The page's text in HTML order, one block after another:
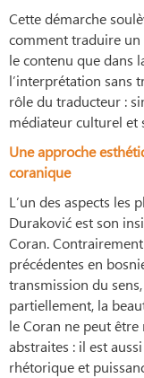
Cette démarche
comment traduire un
le contenu que dans
l’interprétation sans
rôle du traducteur :
médiateur culturel et
Une approche
coranique
L’un des aspects les
Duraković est son
Coran.
précédentes en
transmission du
partiellement, la
le Coran ne peut
abstraites : il est
rhétorique et